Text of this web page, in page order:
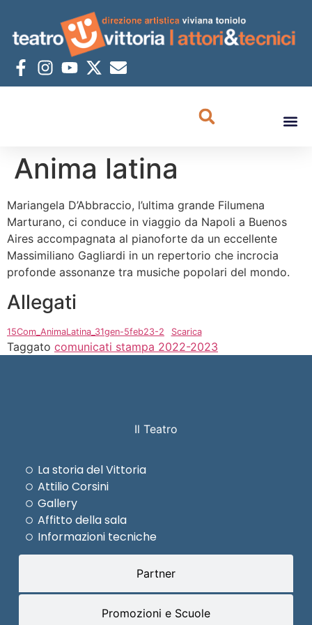
Anima latina
Mariangela D’Abbraccio, l’ultima grande Filumena
Marturano, ci conduce in viaggio da Napoli a Buenos
Aires accompagnata al pianoforte da un eccellente
Massimiliano Gagliardi in un repertorio che incrocia
profonde assonanze tra musiche popolari del mondo.
Allegati
15Com_AnimaLatina_31gen-5feb23-2 Scarica
Taggato comunicati stampa 2022-2023
Il Teatro
Partner
Promozioni e Scuole
La storia del Vittoria
Attilio Corsini
Gallery
Affitto della sala
Informazioni tecniche